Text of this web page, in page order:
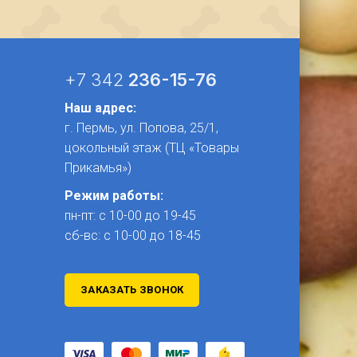
+7 342 236-15-76
Наш адрес:
г. Пермь, ул. Попова, 25/1​,
цокольный этаж (ТЦ «Товары
Прикамья»)
Режим работы:
пн-пт: с 10-00 до 19-45
сб-вс: с 10-00 до 18-45
ЗАКАЗАТЬ ЗВОНОК